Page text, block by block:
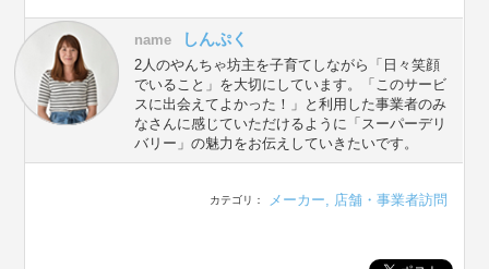
name しんぷく
2人のやんちゃ坊主を子育てしながら「日々笑顔
でいること」を大切にしています。「このサービ
スに出会えてよかった！」と利用した事業者のみ
なさんに感じていただけるように「スーパーデリ
バリー」の魅力をお伝えしていきたいです。
カテゴリ： メーカー, 店舗・事業者訪問